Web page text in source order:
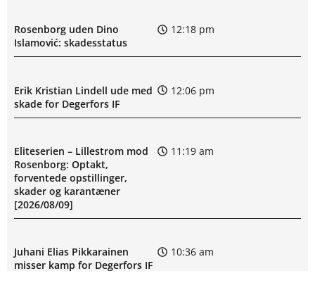
Rosenborg uden Dino
Islamović: skadesstatus
12:18 pm
Erik Kristian Lindell ude med
skade for Degerfors IF
12:06 pm
Eliteserien – Lillestrom mod
Rosenborg: Optakt,
forventede opstillinger,
skader og karantæner
[2026/08/09]
11:19 am
Juhani Elias Pikkarainen
misser kamp for Degerfors IF
10:36 am